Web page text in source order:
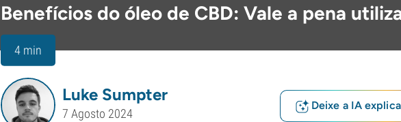
Benefícios do óleo de CBD: Vale a pena
4 min
Luke Sumpter
7 Agosto 2024
Deixe a IA